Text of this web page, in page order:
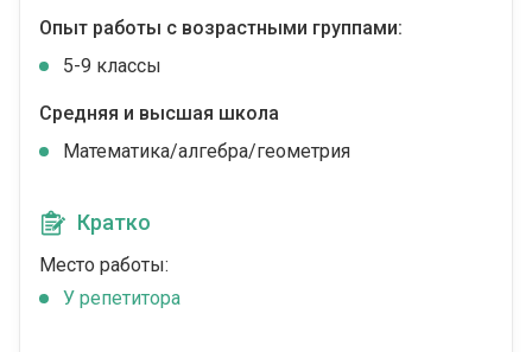
Опыт работы с возрастными группами:
5-9 классы
Средняя и высшая школа
Математика/алгебра/геометрия
Кратко
Место работы:
У репетитора